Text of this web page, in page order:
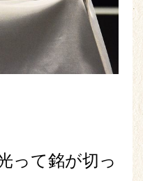
って銘が切っ